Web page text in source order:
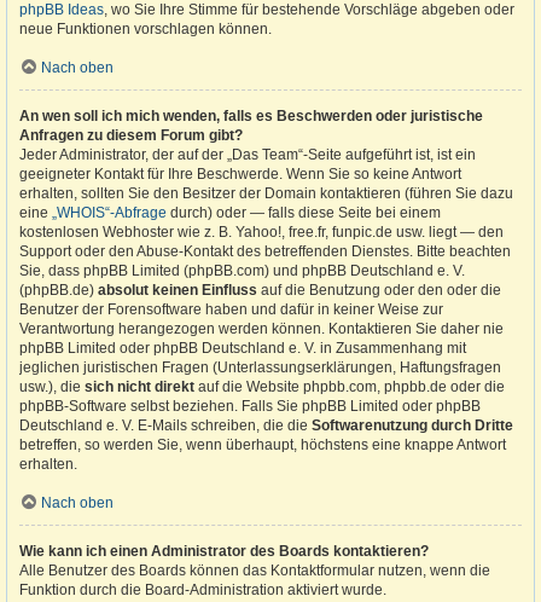
phpBB Ideas, wo Sie Ihre Stimme für bestehende Vorschläge abgeben oder
neue Funktionen vorschlagen können.
Nach oben
An wen soll ich mich wenden, falls es Beschwerden oder juristische
Anfragen zu diesem Forum gibt?
Jeder Administrator, der auf der „Das Team“-Seite aufgeführt ist, ist ein
geeigneter Kontakt für Ihre Beschwerde. Wenn Sie so keine Antwort
erhalten, sollten Sie den Besitzer der Domain kontaktieren (führen Sie dazu
eine „WHOIS“-Abfrage durch) oder — falls diese Seite bei einem
kostenlosen Webhoster wie z. B. Yahoo!, free.fr, funpic.de usw. liegt — den
Support oder den Abuse-Kontakt des betreffenden Dienstes. Bitte beachten
Sie, dass phpBB Limited (phpBB.com) und phpBB Deutschland e. V.
(phpBB.de) absolut keinen Einfluss auf die Benutzung oder den oder die
Benutzer der Forensoftware haben und dafür in keiner Weise zur
Verantwortung herangezogen werden können. Kontaktieren Sie daher nie
phpBB Limited oder phpBB Deutschland e. V. in Zusammenhang mit
jeglichen juristischen Fragen (Unterlassungserklärungen, Haftungsfragen
usw.), die sich nicht direkt auf die Website phpbb.com, phpbb.de oder die
phpBB-Software selbst beziehen. Falls Sie phpBB Limited oder phpBB
Deutschland e. V. E-Mails schreiben, die die Softwarenutzung durch Dritte
betreffen, so werden Sie, wenn überhaupt, höchstens eine knappe Antwort
erhalten.
Nach oben
Wie kann ich einen Administrator des Boards kontaktieren?
Alle Benutzer des Boards können das Kontaktformular nutzen, wenn die
Funktion durch die Board-Administration aktiviert wurde.